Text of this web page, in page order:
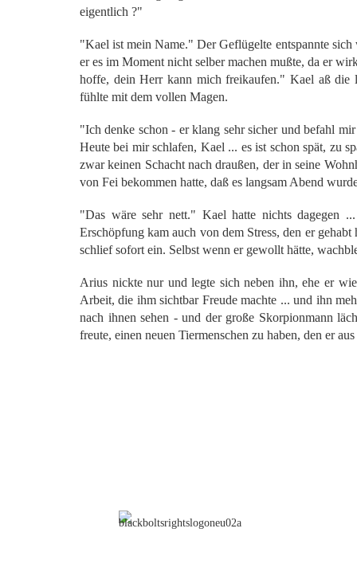
eigentlich ?"
"Kael ist mein Name." Der Geflügelte entspannte
er es im Moment nicht selber machen mußte, da er
hoffe, dein Herr kann mich freikaufen." Kael aß die
fühlte mit dem vollen Magen.
"Ich denke schon - er klang sehr sicher und befahl
Heute bei mir schlafen, Kael ... es ist schon spät, zu
zwar keinen Schacht nach draußen, der in seine
von Fei bekommen hatte, daß es langsam Abend
"Das wäre sehr nett." Kael hatte nichts dagegen
Erschöpfung kam auch von dem Stress, den er
schlief sofort ein. Selbst wenn er gewollt hätte,
Arius nickte nur und legte sich neben ihn, ehe er
Arbeit, die ihm sichtbar Freude machte ... und ihn
nach ihnen sehen - und der große Skorpionmann
freute, einen neuen Tiermenschen zu haben, den er